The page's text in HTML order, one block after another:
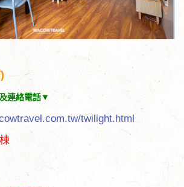
連絡電話▼
twilight.html